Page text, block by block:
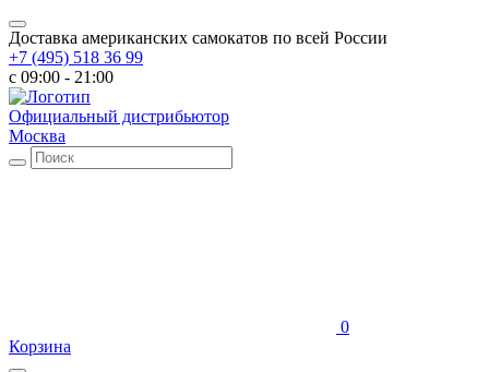
Доставка американских самокатов по всей России
+7 (495) 518 36 99
c 09:00 - 21:00
Официальный дистрибьютор
Москва
0
Корзина